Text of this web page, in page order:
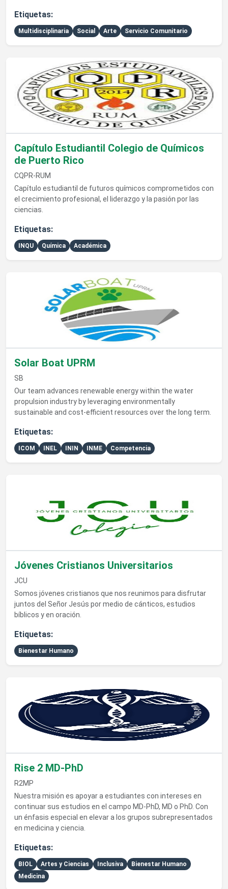
Etiquetas:
Multidisciplinaria Social Arte Servicio Comunitario
Ver detalles de Capítulo Estudiantil Colegio de Químicos de
Capítulo Estudiantil Colegio de Químicos
de Puerto Rico
CQPR-RUM
Capítulo estudiantil de futuros químicos comprometidos con
el crecimiento profesional, el liderazgo y la pasión por las
ciencias.
Etiquetas:
INQU Química Académica
Ver detalles de Solar Boat UPRM
Solar Boat UPRM
SB
Our team advances renewable energy within the water
propulsion industry by leveraging environmentally
sustainable and cost-efficient resources over the long term.
Etiquetas:
ICOM INEL ININ INME Competencia
Jóvenes Cristianos Universitarios
JCU
Somos jóvenes cristianos que nos reunimos para disfrutar
juntos del Señor Jesús por medio de cánticos, estudios
bíblicos y en oración.
Etiquetas:
Bienestar Humano
Rise 2 MD-PhD
R2MP
Nuestra misión es apoyar a estudiantes con intereses en
continuar sus estudios en el campo MD-PhD, MD o PhD. Con
un énfasis especial en elevar a los grupos subrepresentados
en medicina y ciencia.
Etiquetas:
BIOL Artes y Ciencias Inclusiva
Bienestar Humano
Medicina